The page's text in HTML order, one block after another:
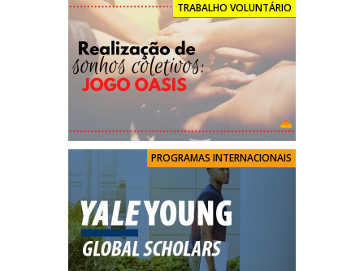
TRABALHO VOLUNTÁRIO
PROGRAMAS INTERNACIONAIS